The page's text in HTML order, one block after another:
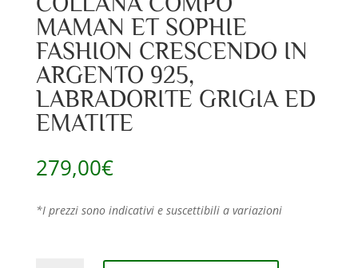
MAMAN ET SOPHIE
FASHION CRESCENDO IN
ARGENTO 925,
LABRADORITE GRIGIA ED
EMATITE
279,00€
*I prezzi sono indicativi e suscettibili a variazioni